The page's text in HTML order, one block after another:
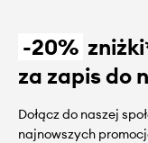
-20%
za zapis do
Dołącz do naszej
najnowszych